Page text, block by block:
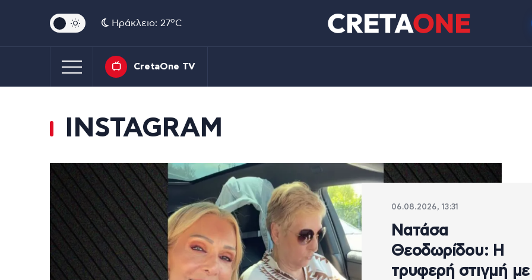
Ηράκλειο: 27oC
CretaOne TV
INSTAGRAM
06.08.2026, 13:31
Νατάσα
Θεοδωρίδου: Η
τρυφερή στιγμή με